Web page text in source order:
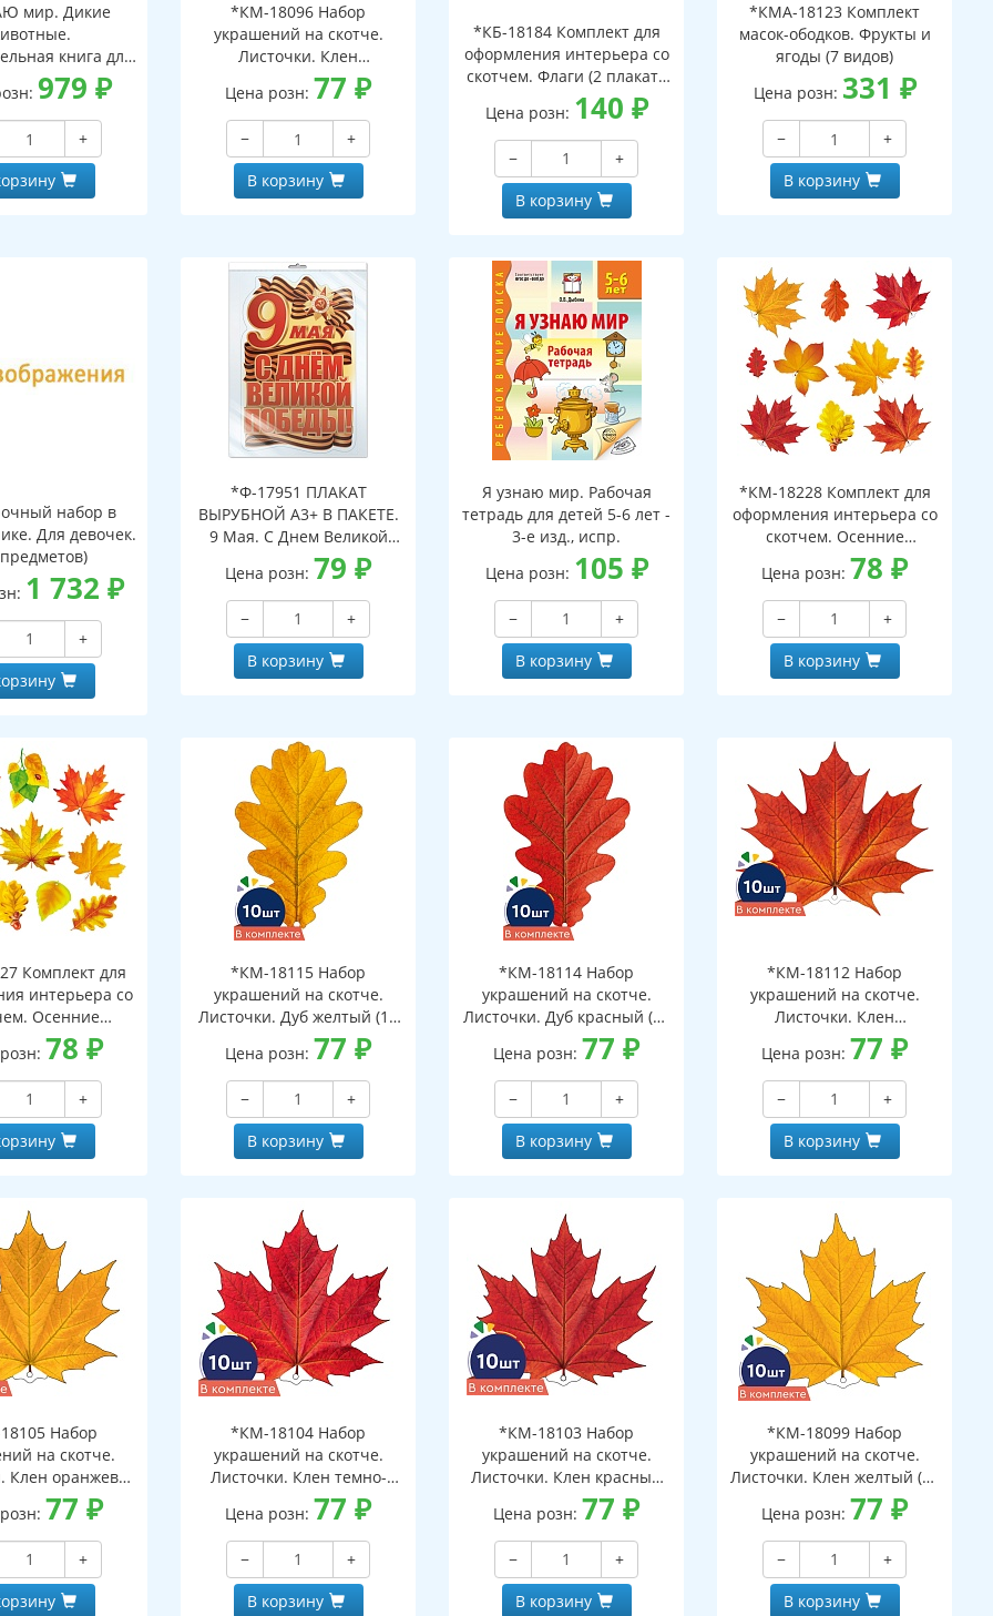
мир. Дикие
книга для
4-8 лет
979 ₽
+
*КМ-18096 Набор
украшений на скотче.
Листочки. Клен
наборе, двухсторонний,
ВД-лак)
Цена розн: 77₽
−
+
В корзину
*КБ-18184 Комплект для
оформления интерьера со
скотчем. Флаги (2 плаката
А3)
Цена розн: 140 ₽
−
+
В корзину
*КМА-18123 Комплект
масок-ободков. Фрукты и
ягоды (7 видов)
Цена розн: 331 ₽
−
+
В корзину
набор в
Для девочек.
1 732 ₽
+
*Ф-17951 ПЛАКАТ
ВЫРУБНОЙ А3+ В ПАКЕТЕ.
9 Мая. С Днем Великой
Победы! (двухсторонний,
ВД-лак, в индивидуальной
упаковке, с европодвесом
и клеевым клапаном)
Цена розн: 79₽
−
+
В корзину
Я узнаю мир. Рабочая
тетрадь для детей 5-6 лет -
3-е изд., испр.
Цена розн: 105 ₽
−
+
В корзину
*КМ-18228 Комплект для
оформления интерьера со
скотчем. Осенние
листочки-2 (10 видов)
Цена розн: 78₽
−
+
В корзину
Комплект для
интерьера со
Осенние
1 (10 видов)
78₽
+
*КМ-18115 Набор
украшений на скотче.
Листочки. Дуб желтый (10
шт. в наборе,
двухсторонняя, ВД-лак)
Цена розн: 77₽
−
+
В корзину
*КМ-18114 Набор
украшений на скотче.
Листочки. Дуб красный (10
шт. в наборе,
двухсторонняя, ВД-лак)
Цена розн: 77₽
−
+
В корзину
*КМ-18112 Набор
украшений на скотче.
Листочки. Клен
оранжевый (10 шт. в
наборе, двухсторонняя, ВД-
лак)
Цена розн: 77₽
−
+
В корзину
Набор
на скотче.
Клен оранжево-
шт. в наборе,
ВД-лак)
77₽
+
*КМ-18104 Набор
украшений на скотче.
Листочки. Клен темно-
красный (10 шт. в наборе,
двухсторонняя, ВД-лак)
Цена розн: 77₽
−
+
В корзину
*КМ-18103 Набор
украшений на скотче.
Листочки. Клен красный
(10 шт. в наборе,
двухсторонняя, ВД-лак)
Цена розн: 77₽
−
+
В корзину
*КМ-18099 Набор
украшений на скотче.
Листочки. Клен желтый (10
шт. в наборе,
двухсторонняя, ВД-лак)
Цена розн: 77₽
−
+
В корзину